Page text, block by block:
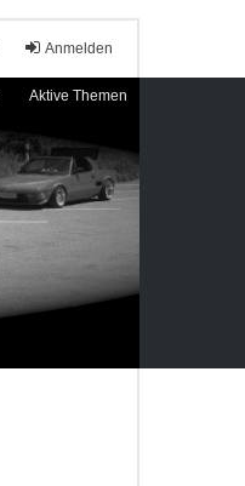
Anmelden
Aktive Themen